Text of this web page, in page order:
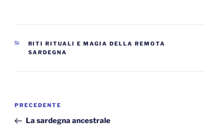
CATEGORIE
RITI RITUALI E MAGIA DELLA REMOTA
SARDEGNA
Navigazione
Articolo
precedente:
PRECEDENTE
La sardegna ancestrale